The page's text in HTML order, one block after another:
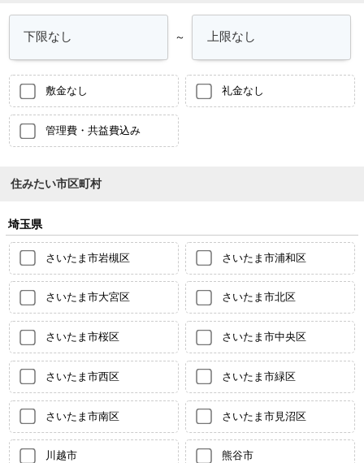
～
敷金なし 礼金なし
管理費・共益費込み
住みたい市区町村
埼玉県
さいたま市岩槻区 さいたま市浦和区
さいたま市大宮区 さいたま市北区
さいたま市桜区 さいたま市中央区
さいたま市西区 さいたま市緑区
さいたま市南区 さいたま市見沼区
川越市 熊谷市